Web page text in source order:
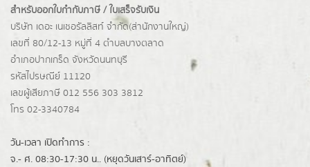
สำหรับออกใบกำกับภาษี / ใบเสร็จรับเงิน
บริษัท เดอะ เนเชอรัลลิสท์ จำกัด(ส่านักงานใหญ่)
เลขที่ 80/12-13 หมู่ที่ 4 ตำบลบางตลาด
อำเภอปากเกร็ด จังหวัดนนทบุรี
รหัสไปรษณีย์ 11120
เลขผู้เสียภาษี 012 556 303 3812
โทร 02-3340784
วัน-เวลา เปิดทำการ :
จ.- ศ. 08:30-17:30 น.. (หยุดวันเสาร์-อาทิตย์)